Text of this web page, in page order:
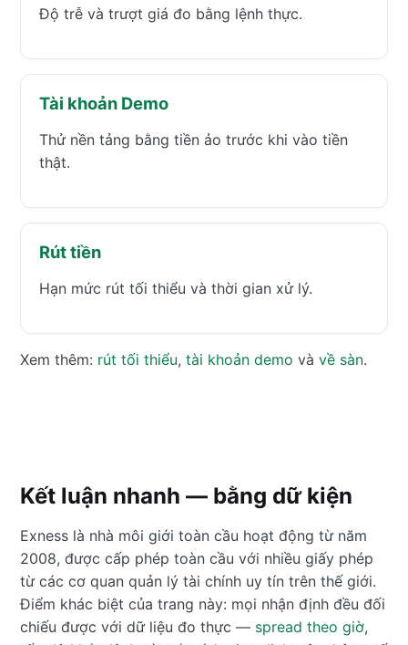
Độ trễ và trượt giá đo bằng lệnh thực.
Tài khoản Demo
Thử nền tảng bằng tiền ảo trước khi vào tiền
thật.
Rút tiền
Hạn mức rút tối thiểu và thời gian xử lý.
Xem thêm: rút tối thiểu, tài khoản demo và về sàn.
Kết luận nhanh — bằng dữ kiện
Exness là nhà môi giới toàn cầu hoạt động từ năm
2008, được cấp phép toàn cầu với nhiều giấy phép
từ các cơ quan quản lý tài chính uy tín trên thế giới.
Điểm khác biệt của trang này: mọi nhận định đều đối
chiếu được với dữ liệu đo thực — spread theo giờ,